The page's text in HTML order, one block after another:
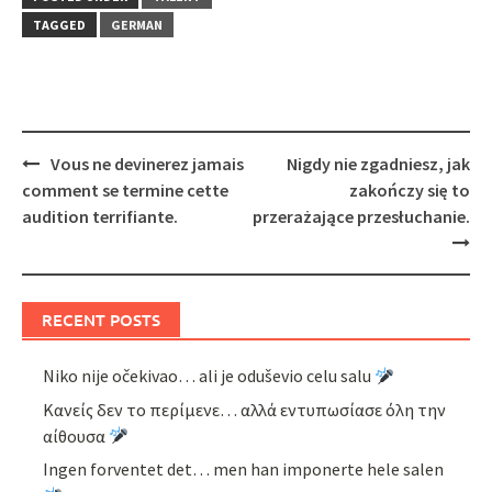
TAGGED
GERMAN
Post
navigation
Vous ne devinerez jamais
comment se termine cette
audition terrifiante.
Nigdy nie zgadniesz, jak
zakończy się to
przerażające przesłuchanie.
RECENT POSTS
Niko nije očekivao… ali je oduševio celu salu
Κανείς δεν το περίμενε… αλλά εντυπωσίασε όλη την
αίθουσα
Ingen forventet det… men han imponerte hele salen